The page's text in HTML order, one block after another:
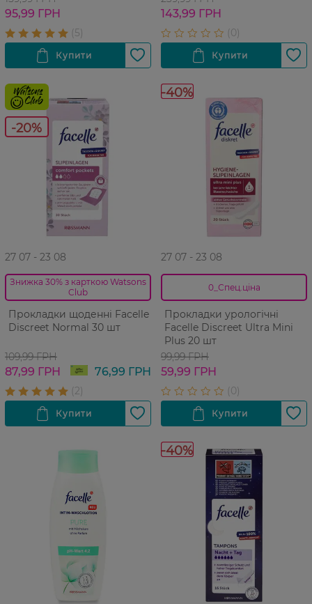
95,99 ГРН 143,99 ГРН
-20%
27 07 - 23 08
Знижка 30% з карткою Watsons
Club
Прокладки щоденні Facelle
Discreet Normal 30 шт
109,99 ГРН
87,99 ГРН 76,99 ГРН
-40%
27 07 - 23 08
0_Спец.ціна
Прокладки урологічні
Facelle Discreet Ultra Mini
Plus 20 шт
99,99 ГРН
59,99 ГРН
-40%